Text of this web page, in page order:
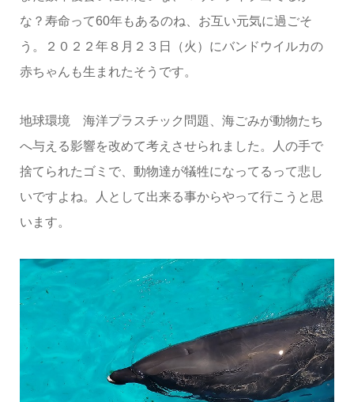
な？寿命って60年もあるのね、お互い元気に過ごそ
う。２０２２年８月２３日（火）にバンドウイルカの
赤ちゃんも生まれたそうです。
地球環境 海洋プラスチック問題、海ごみが動物たち
へ与える影響を改めて考えさせられました。人の手で
捨てられたゴミで、動物達が犠牲になってるって悲し
いですよね。人として出来る事からやって行こうと思
います。